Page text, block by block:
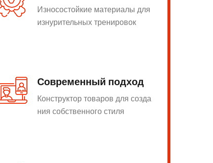
Износостойкие материалы для
изнурительных тренировок
Современный подход
Конструктор товаров для созда
ния собственного стиля